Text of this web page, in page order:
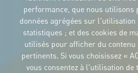
IDENTITÉ
les
manuel
CONTACT
Carrer
08002
culture@uclg.org
performance, que nous utilisons
données agrégées sur l'utilisation
statistiques ; et des cookies de
utilisés pour afficher du
pertinents. Si vous choisissez «
vous consentez à l'utilisation de